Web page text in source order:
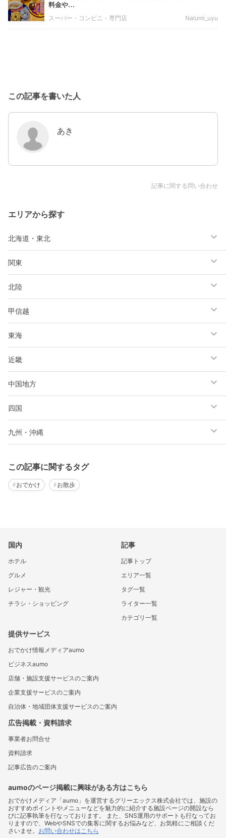
料金や…
スーパー・コンビニ・専門店
Nalumi_uyu
この記事を書いた人
あき
記事に関する問い合わせ
エリアから探す
北海道・東北
関東
北陸
甲信越
東海
近畿
中国地方
四国
九州・沖縄
この記事に関するタグ
おでかけ お散歩
国内
ホテル
グルメ
レジャー・観光
チラシ・ショッピング
記事
記事トップ
エリア一覧
タグ一覧
ライター一覧
カテゴリ一覧
提供サービス
おでかけ情報メディアaumo
ビジネスaumo
店舗・施設支援サービスのご案内
企業支援サービスのご案内
自治体・地域団体支援サービスのご案内
広告掲載・資料請求
事業者お問合せ
資料請求
記事広告のご案内
aumoのページ掲載に興味がある方はこちら
おでかけメディア「aumo」を運営するグリーエックス株式会社では、施設の
おすすめポイントやメニューなどを魅力的に紹介する施設ページの開設なら
びに記事執筆を行なっております。 また、SNS運用のサポートも行なってお
りますので、WebやSNSでの集客に関するお悩みなど、お気軽にご相談くだ
さいませ。 お問い合わせはこちら